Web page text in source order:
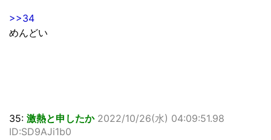
>>34
めんどい
35: 激熱と申したか 2022/10/26(水) 04:09:51.98
ID:SD9AJi1b0